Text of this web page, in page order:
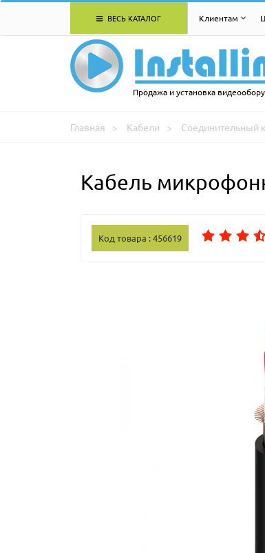
ВЕСЬ КАТАЛОГ Клиентам
Продажа и установка
Главная Кабели Соединительный
Кабель
Код товара : 456619